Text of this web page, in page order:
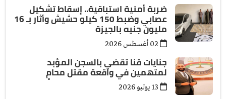
ضربة أمنية استباقية.. إسقاط تشكيل
عصابي وضبط 150 كيلو حشيش وأثار بـ 16
مليون جنيه بالجيزة
جنايات قنا تقضي بالسجن المؤبد
لمتهمين في واقعة مقتل محامٍ